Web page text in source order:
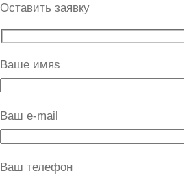
Оставить заявку
Ваше имяs
Ваш e-mail
Ваш телефон